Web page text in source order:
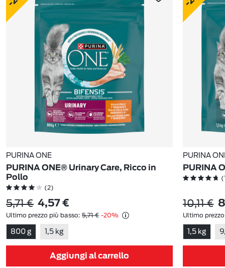
PURINA ONE
PURINA ONE® Urinary Care, Ricco in
Pollo
(2)
5,71 € 4,57 €
Ultimo prezzo più basso: 5,71 € -20%
800 g 1,5 kg
Aggiungi al carrello
PURINA
PURINA
10,11 €
Ultimo
1,5 kg